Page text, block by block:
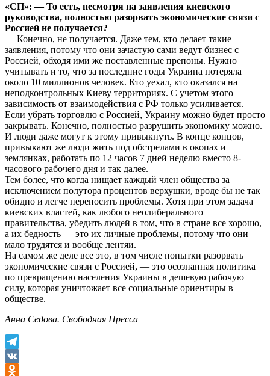
«СП»: — То есть, несмотря на заявления киевского
руководства, полностью разорвать экономические связи с
Россией не получается?
— Конечно, не получается. Даже тем, кто делает такие
заявления, потому что они зачастую сами ведут бизнес с
Россией, обходя ими же поставленные препоны. Нужно
учитывать и то, что за последние годы Украина потеряла
около 10 миллионов человек. Кто уехал, кто оказался на
неподконтрольных Киеву территориях. С учетом этого
зависимость от взаимодействия с РФ только усиливается.
Если убрать торговлю с Россией, Украину можно будет просто
закрывать. Конечно, полностью разрушить экономику можно.
И люди даже могут к этому привыкнуть. В конце концов,
привыкают же люди жить под обстрелами в окопах и
землянках, работать по 12 часов 7 дней неделю вместо 8-
часового рабочего дня и так далее.
Тем более, что когда нищает каждый член общества за
исключением полутора процентов верхушки, вроде бы не так
обидно и легче переносить проблемы. Хотя при этом задача
киевских властей, как любого неолиберального
правительства, убедить людей в том, что в стране все хорошо,
а их бедность — это их личные проблемы, потому что они
мало трудятся и вообще лентяи.
На самом же деле все это, в том числе попытки разорвать
экономические связи с Россией, — это осознанная политика
по превращению населения Украины в дешевую рабочую
силу, которая уничтожает все социальные ориентиры в
обществе.
Анна Седова. Свободная Пресса
Telegram
VK